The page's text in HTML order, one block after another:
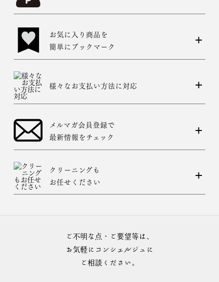
お気に入り商品を
簡単にブックマーク
様々なお支払い方法に対応
メルマガ会員登録で
最新情報をチェック
クリーニングも
お任せください
ご不明な点・ご要望等は、
お気軽にコンシェルジュに
ご相談ください。